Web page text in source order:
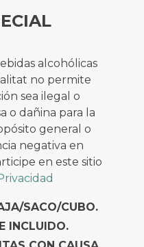
alcohólicas
no permite
sea ilegal o
o dañina para la
general o
negativa en
en este sitio
SACO/CUBO.
INCLUIDO.